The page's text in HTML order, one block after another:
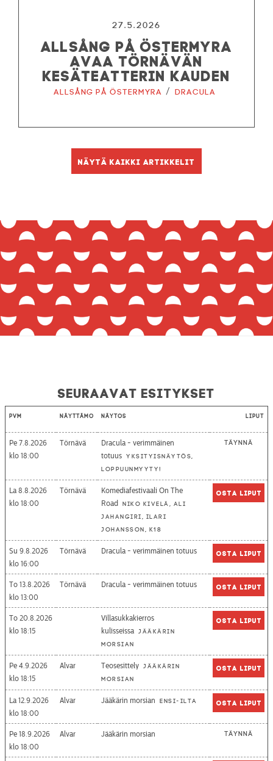
27.5.2026
ALLSÅNG PÅ ÖSTERMYRA
AVAA TÖRNÄVÄN
KESÄTEATTERIN KAUDEN
Allsång på Östermyra / Dracula
Näytä kaikki artikkelit
Seuraavat esitykset
Pvm Näyttämö Näytös Liput
Pe 7.8.2026
18:00
Törnävä
Dracula - verimmäinen
totuus Yksityisnäytös,
loppuunmyyty!
Täynnä
La 8.8.2026
18:00
Törnävä
Komediafestivaali On The
Road
Niko Kivelä, Ali
Jahangiri, Ilari
Johansson, K18
Osta liput
Su 9.8.2026
16:00
Törnävä Dracula - verimmäinen totuus Osta liput
To 13.8.2026
13:00
Törnävä Dracula - verimmäinen totuus Osta liput
To 20.8.2026
18:15
Villasukkakierros
kulisseissa Jääkärin
morsian
Osta liput
Pe 4.9.2026
18:15
Alvar Teosesittely Jääkärin
morsian
Osta liput
La 12.9.2026
18:00
Alvar Jääkärin morsian Ensi-ilta Osta liput
Pe 18.9.2026
18:00
Alvar Jääkärin morsian Täynnä